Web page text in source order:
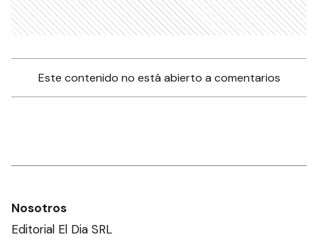
Este contenido no está abierto a comentarios
Nosotros
Editorial El Dia SRL